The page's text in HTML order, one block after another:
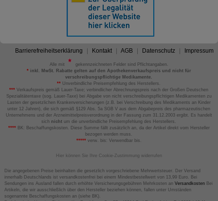
Barrierefreiheitserklärung Kontakt AGB Datenschutz Impressum
Alle mit
gekennzeichneten Felder sind Pflichtangaben.
*inkl. MwSt. Rabatte gelten auf den Apothekenverkaufspreis und nicht für
verschreibungspflichtige Medikamente.
** Unverbindliche Preisempfehlung des Herstellers.
*** Verkaufspreis gemäß Lauer-Taxe; verbindlicher Abrechnungspreis nach der Großen Deutschen
Spezialitätentaxe (sog. Lauer-Taxe) bei Abgabe von nicht verschreibungspflichtigen Medikamenten zu
Lasten der gesetzlichen Krankenversicherungen (z.B. bei Verschreibung des Medikaments an Kinder
unter 12 Jahren), die sich gemäß §129 Abs. 5a SGB V aus dem Abgabepreis des pharmazeutischen
Unternehmens und der Arzneimittelpreisverordnung in der Fassung zum 31.12.2003 ergibt. Es handelt
sich nicht um die unverbindliche Preisempfehlung des Herstellers.
****BK: Beschaffungskosten. Diese Summe fällt zusätzlich an, da der Artikel direkt vom Hersteller
bezogen werden muss.
*****verw. bis: Verwendbar bis.
Hier können Sie Ihre Cookie-Zustimmung widerrufen
Die angegebenen Preise beinhalten die gesetzlich vorgeschriebene Mehrwertsteuer. Der Versand
innerhalb Deutschlands ist versandkostenfrei bei einem Mindestbestellwert von 13,99 Euro. Bei
Sendungen ins Ausland fallen durch erhöhte Versicherungsgebühren Mehrkosten an VersandkostenBei
Artikeln, die wir ausschließlich über den Hersteller beziehen können, fallen unter Umständen
sogenannte Beschaffungskosten an (siehe BK).